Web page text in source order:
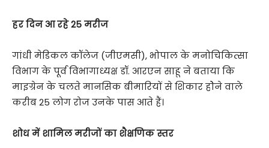
हर दिन आ रहे 25 मरीज
गांधी मेडिकल कॉलेज (जीएमसी), भोपाल के मनोचिकित्सा
विभाग के पूर्व विभागाध्यक्ष डॉ. आरएन साहू ने बताया कि
माइग्रेन के चलते मानसिक बीमारियों से शिकार होेने वाले
करीब 25 लोग रोज उनके पास आते हैं।
शोध में शामिल मरीजों का शैक्षणिक स्तर